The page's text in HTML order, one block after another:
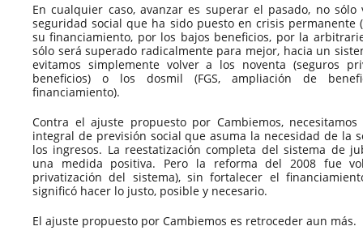
En cualquier caso, avanzar es superar el pasado, no
seguridad social que ha sido puesto en crisis
su financiamiento, por los bajos beneficios, por la
sólo será superado radicalmente para mejor, hacia un
evitamos simplemente volver a los noventa (seguros
beneficios) o los dosmil (FGS, ampliación de
financiamiento).
Contra el ajuste propuesto por Cambiemos,
integral de previsión social que asuma la necesidad de la
los ingresos. La reestatización completa del sistema de
una medida positiva. Pero la reforma del 2008 fue
privatización del sistema), sin fortalecer el
significó hacer lo justo, posible y necesario.
El ajuste propuesto por Cambiemos es retroceder aun más.